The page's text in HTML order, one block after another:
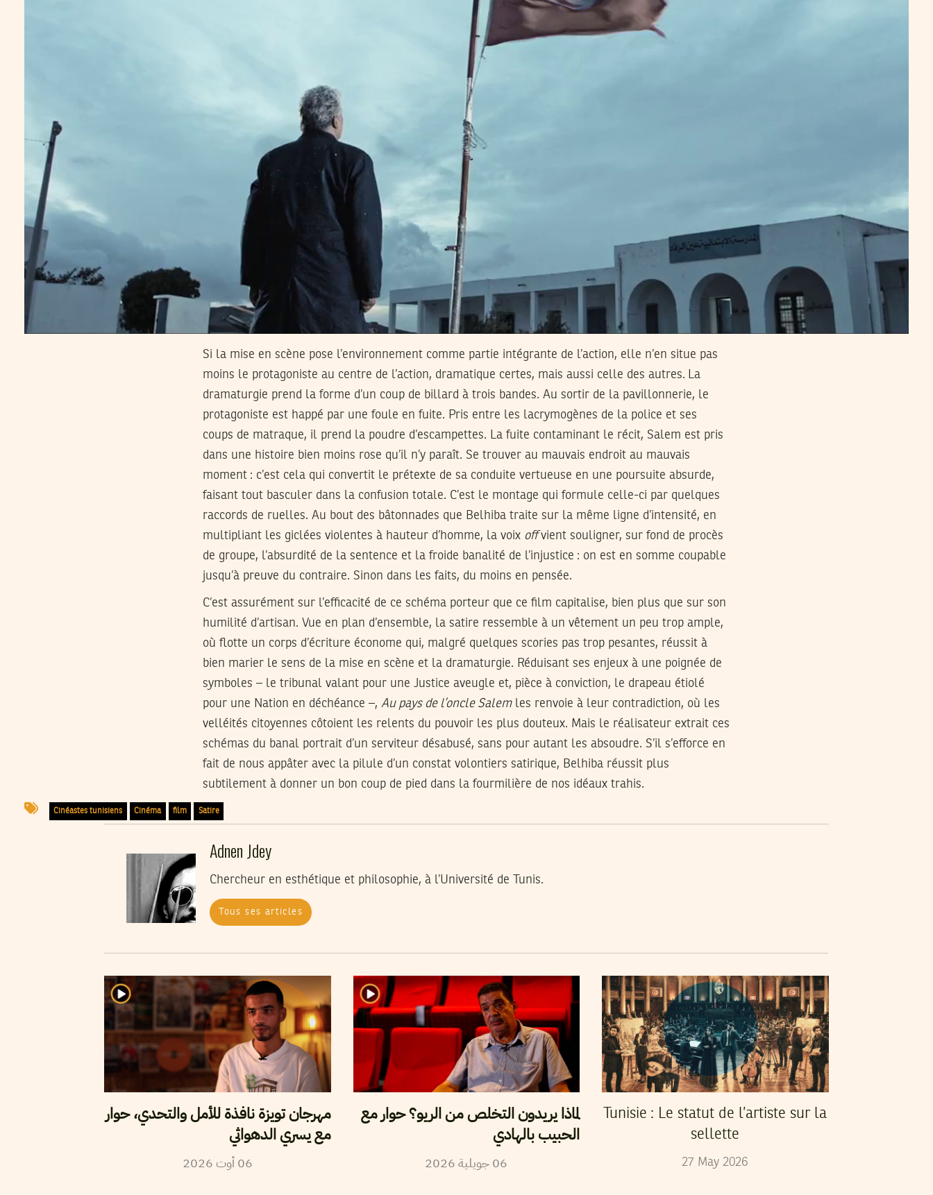
Si la mise en scène pose l’environnement comme partie intégrante de l’action, elle n’en situe pas
moins le protagoniste au centre de l’action, dramatique certes, mais aussi celle des autres. La
dramaturgie prend la forme d’un coup de billard à trois bandes. Au sortir de la pavillonnerie, le
protagoniste est happé par une foule en fuite. Pris entre les lacrymogènes de la police et ses
coups de matraque, il prend la poudre d’escampettes. La fuite contaminant le récit, Salem est pris
dans une histoire bien moins rose qu’il n’y paraît. Se trouver au mauvais endroit au mauvais
moment : c’est cela qui convertit le prétexte de sa conduite vertueuse en une poursuite absurde,
faisant tout basculer dans la confusion totale. C’est le montage qui formule celle-ci par quelques
raccords de ruelles. Au bout des bâtonnades que Belhiba traite sur la même ligne d’intensité, en
multipliant les giclées violentes à hauteur d’homme, la voix offvient souligner, sur fond de procès
de groupe, l’absurdité de la sentence et la froide banalité de l’injustice : on est en somme coupable
jusqu’à preuve du contraire. Sinon dans les faits, du moins en pensée.
C’est assurément sur l’efficacité de ce schéma porteur que ce film capitalise, bien plus que sur son
humilité d’artisan. Vue en plan d’ensemble, la satire ressemble à un vêtement un peu trop ample,
où flotte un corps d’écriture économe qui, malgré quelques scories pas trop pesantes, réussit à
bien marier le sens de la mise en scène et la dramaturgie. Réduisant ses enjeux à une poignée de
symboles – le tribunal valant pour une Justice aveugle et, pièce à conviction, le drapeau étiolé
pour une Nation en déchéance –, Au pays de l’oncle Salemles renvoie à leur contradiction, où les
velléités citoyennes côtoient les relents du pouvoir les plus douteux. Mais le réalisateur extrait ces
schémas du banal portrait d’un serviteur désabusé, sans pour autant les absoudre. S’il s’efforce en
fait de nous appâter avec la pilule d’un constat volontiers satirique, Belhiba réussit plus
subtilement à donner un bon coup de pied dans la fourmilière de nos idéaux trahis.
Cinéastes tunisiens Cinéma film Satire
Adnen Jdey
Chercheur en esthétique et philosophie, à l’Université de Tunis.
Tous ses articles
مهرجان تويزة نافذة للأمل والتحدي، حوار
مع يسري الدهواثي
06أوت2026
لماذا يريدون التخلص من الريو؟ حوار مع
الحبيب بالهادي
06جويلية 2026
Tunisie : Le statut de l’artiste sur la
sellette
27 May 2026